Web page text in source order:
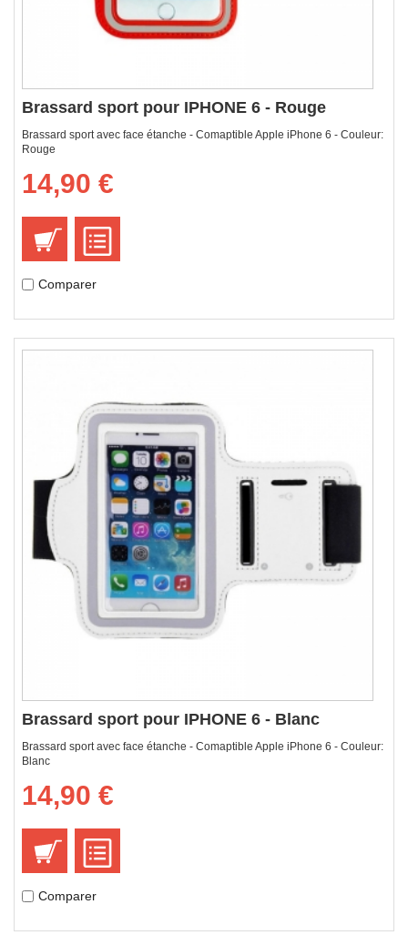
Brassard sport pour IPHONE 6 - Rouge
Brassard sport avec face étanche - Comaptible Apple iPhone 6 - Couleur:
Rouge
14,90 €
Comparer
Brassard sport pour IPHONE 6 - Blanc
Brassard sport avec face étanche - Comaptible Apple iPhone 6 - Couleur:
Blanc
14,90 €
Comparer